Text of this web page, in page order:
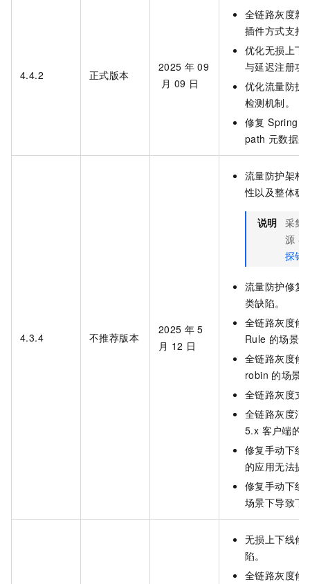
4.4.2 正式版本
2025 年 09
月 09 日
全链路灰度新
插件方式支持
优化无损上下
与延迟注册功
优化流量防护
检测机制。
修复
path 元数据
4.3.4 不推荐版本
2025 年 5
月 12 日
流量防护架构
性以及整体稳
说明 采集
源
探针
流量防护修复
类缺陷。
全链路灰度修
Rule 的场景
全链路灰度修
robin 的场景
全链路灰度支
全链路灰度消
5.x 客户端的
修复手动下线
的应用无法提
修复手动下线
场景下导致下
无损上下线修
陷。
全链路灰度修